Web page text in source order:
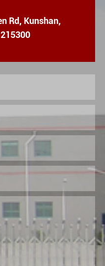
Rd, Kunshan,